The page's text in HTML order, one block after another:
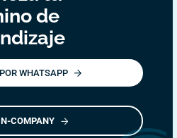
de
WHATSAPP
COMPANY